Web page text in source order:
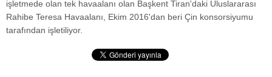
işletmede olan tek havaalanı olan Başkent Tiran'daki Uluslararası
Rahibe Teresa Havaalanı, Ekim 2016'dan beri Çin konsorsiyumu
tarafından işletiliyor.